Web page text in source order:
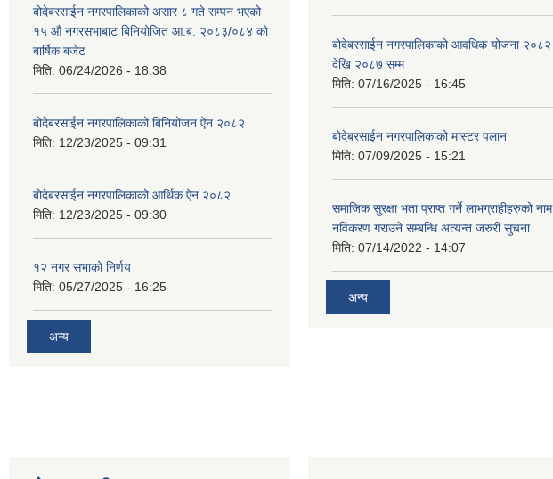
बोदेबरसाईन नगरपालिकाको असार ८ गते सम्पन भएको
१५ ‍‍‍औ नगरसभाबाट बिनियोजित आ.ब. २०८३/०८४ को
बार्षिक बजेट
मिति: 06/24/2026 - 18:38
बोदेबरसाईन नगरपालिकाको बिनियोजन ऐन २०८२
मिति: 12/23/2025 - 09:31
बोदेबरसाईन नगरपालिकाको आर्थिक ऐन २०८२
मिति: 12/23/2025 - 09:30
१२ नगर सभाको निर्णय
मिति: 05/27/2025 - 16:25
अन्य
बोदेबरसाईन नगरपालिकाको आवधिक योजना २०८२
देखि २०८७ सम्म
मिति: 07/16/2025 - 16:45
बोदेबरसाईन नगरपालिकाको मास्टर पलान
मिति: 07/09/2025 - 15:21
समाजिक सुरक्षा भता प्राप्त गर्ने लाभग्राहीहरुको नाम
नविकरण गराउने सम्बन्धि अत्यन्त जरुरी सुचना
मिति: 07/14/2022 - 14:07
अन्य